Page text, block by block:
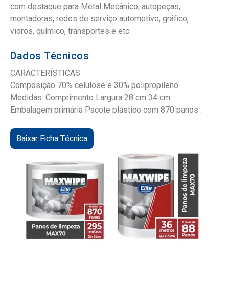
com destaque para Metal Mecânico, autopeças,
montadoras, redes de serviço automotivo, gráfico,
vidros, químico, transportes e etc.
Dados Técnicos
CARACTERÍSTICAS
Composição 70% celulose e 30% polipropileno
Medidas: Comprimento Largura 28 cm 34 cm
Embalagem primária Pacote plástico com 870 panos .
Baixar Ficha Técnica